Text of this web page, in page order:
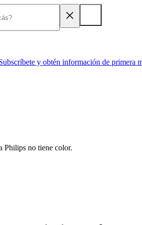
y obtén información de primera
Philips no tiene color.